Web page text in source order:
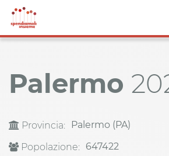
Palermo
Provincia:
Palermo (PA)
Popolazione:
647422